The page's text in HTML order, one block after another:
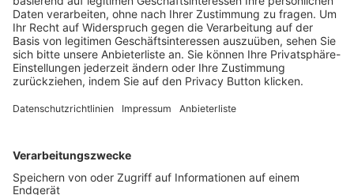
Trainerbörse
Login SpielPlus
FOLGE DEM BFV
TOP-VEREINE